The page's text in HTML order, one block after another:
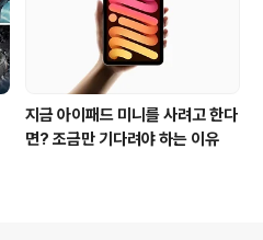
지금 아이패드 미니를 사려고 한다
면? 조금만 기다려야 하는 이유